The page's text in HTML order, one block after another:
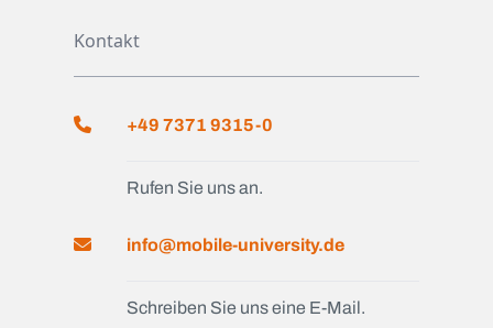
Kontakt
+49 7371 9315-0
Rufen Sie uns an.
info@mobile-university.de
Schreiben Sie uns eine E-Mail.